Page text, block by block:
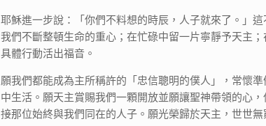
耶穌進一步說：「你們不料想的時辰，人子就來了。」
我們不斷整頓生命的重心；在忙碌中留一片寧靜予天主
具體行動活出福音。
願我們都能成為主所稱許的「忠信聰明的僕人」，常懷
中生活。願天主賞賜我們一顆開放並願讓聖神帶領的心
接那位始終與我們同在的人子。願光榮歸於天主，世世無